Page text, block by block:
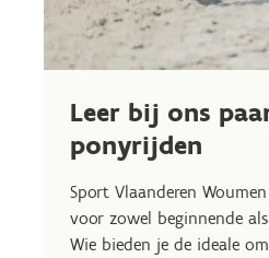
Leer bij ons
ponyrijden
Sport Vlaanderen
voor zowel beginnende
Wie bieden je de ideale